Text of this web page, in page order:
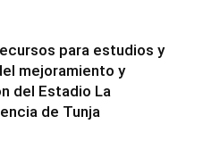
para estudios y
mejoramiento y
del Estadio La
de Tunja